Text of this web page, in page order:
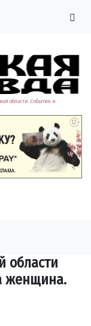
области. События и
области
женщина.